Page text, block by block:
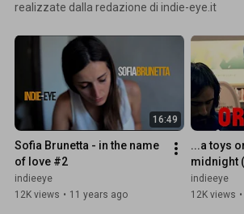
realizzate dalla redazione di indie-eye.it
16:49
Sofia Brunetta - in the name
of love #2
indieeye
12K views • 11 years ago
...a toys
midnight
video
indieeye
12K views •